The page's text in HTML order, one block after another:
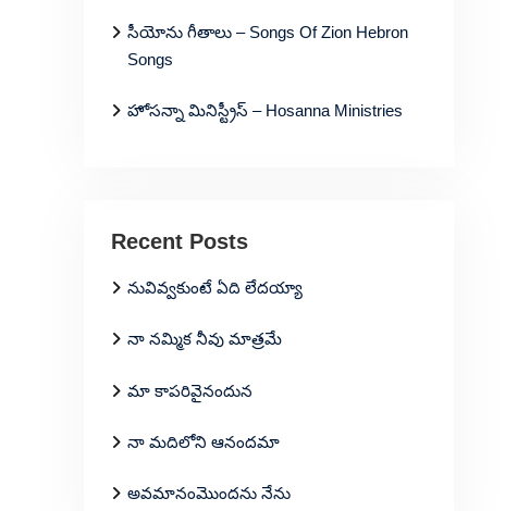
సీయోను గీతాలు – Songs Of Zion Hebron
Songs
హోసన్నా మినిస్ట్రీస్ – Hosanna Ministries
Recent Posts
నువివ్వకుంటే ఏది లేదయ్యా
నా నమ్మిక నీవు మాత్రమే
మా కాపరివైనందున
నా మదిలోని ఆనందమా
అవమానంమొందను నేను